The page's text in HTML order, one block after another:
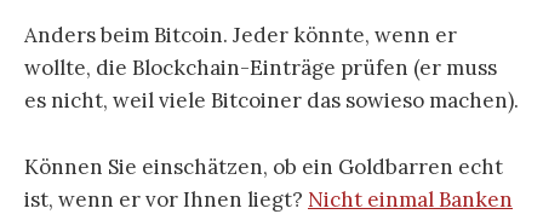
Anders beim Bitcoin. Jeder könnte, wenn er
wollte, die Blockchain-Einträge prüfen (er muss
es nicht, weil viele Bitcoiner das sowieso machen).
Können Sie einschätzen, ob ein Goldbarren echt
ist, wenn er vor Ihnen liegt? Nicht einmal Banken